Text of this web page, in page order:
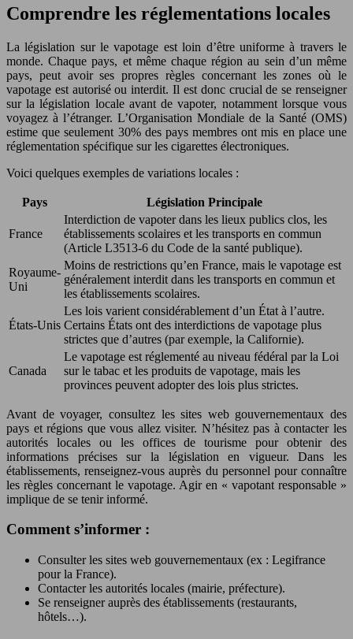
Comprendre les réglementations locales
La législation sur le vapotage est loin d’être uniforme à travers le
monde. Chaque pays, et même chaque région au sein d’un même
pays, peut avoir ses propres règles concernant les zones où le
vapotage est autorisé ou interdit. Il est donc crucial de se renseigner
sur la législation locale avant de vapoter, notamment lorsque vous
voyagez à l’étranger. L’Organisation Mondiale de la Santé (OMS)
estime que seulement 30% des pays membres ont mis en place une
réglementation spécifique sur les cigarettes électroniques.
Voici quelques exemples de variations locales :
Pays Législation Principale
France
Interdiction de vapoter dans les lieux publics clos, les
établissements scolaires et les transports en commun
(Article L3513-6 du Code de la santé publique).
Royaume-
Uni
Moins de restrictions qu’en France, mais le vapotage est
généralement interdit dans les transports en commun et
les établissements scolaires.
États-Unis
Les lois varient considérablement d’un État à l’autre.
Certains États ont des interdictions de vapotage plus
strictes que d’autres (par exemple, la Californie).
Canada
Le vapotage est réglementé au niveau fédéral par la Loi
sur le tabac et les produits de vapotage, mais les
provinces peuvent adopter des lois plus strictes.
Avant de voyager, consultez les sites web gouvernementaux des
pays et régions que vous allez visiter. N’hésitez pas à contacter les
autorités locales ou les offices de tourisme pour obtenir des
informations précises sur la législation en vigueur. Dans les
établissements, renseignez-vous auprès du personnel pour connaître
les règles concernant le vapotage. Agir en « vapotant responsable »
implique de se tenir informé.
Comment s’informer :
Consulter les sites web gouvernementaux (ex : Legifrance
pour la France).
Contacter les autorités locales (mairie, préfecture).
Se renseigner auprès des établissements (restaurants,
hôtels…).